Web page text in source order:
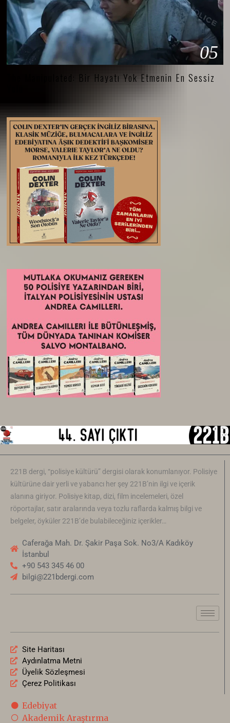
05
The Manipulated: Bir Hayatı Yok Etmenin En Sessiz
221B dergi, “polisiye kültürü” dergisi olarak konumlanıyor. Polisiye
kültürüne dair yerli ve yabancı her şey 221B’nin ilgi ve içerik
alanına giriyor. Polisiye kitap, dizi, film incelemeleri, özel
röportajlar, satır aralarında veya tozlu raflarda kalmış bilgi ve
belgeler, öyküler 221B’de bulabileceğiniz içerikler…
Caferağa Mah. Dr. Şakir Paşa Sok. No3/A Kadıköy
İstanbul
+90 543 345 46 00
bilgi@221bdergi.com
Site Haritası
Aydınlatma Metni
Üyelik Sözleşmesi
Çerez Politikası
Edebiyat
Akademik Araştırma